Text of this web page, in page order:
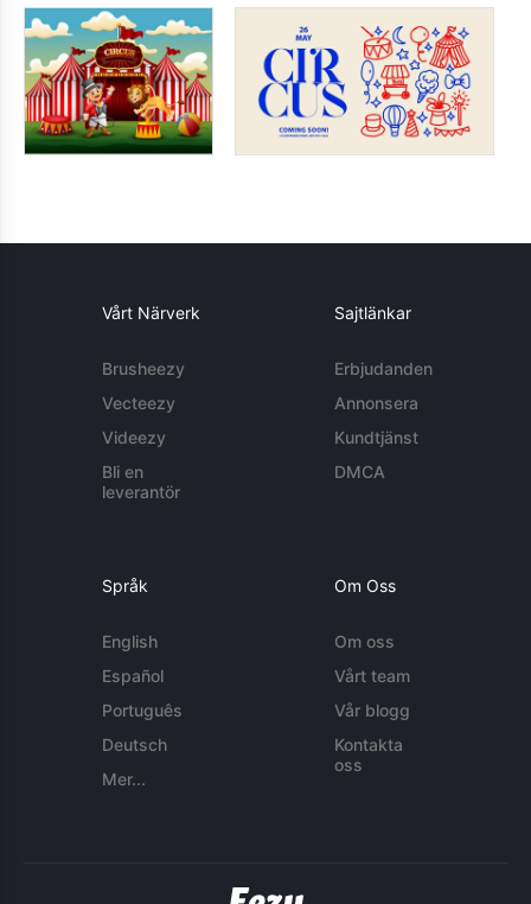
Vårt Närverk
Brusheezy
Vecteezy
Videezy
Bli en
leverantör
Sajtlänkar
Erbjudanden
Annonsera
Kundtjänst
DMCA
Språk
English
Español
Português
Deutsch
Mer...
Om Oss
Om oss
Vårt team
Vår blogg
Kontakta
oss